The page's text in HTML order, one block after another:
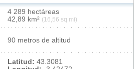
4 289 hectáreas
42,89 km² (16,56 sq mi)
90 metros de altitud
Latitud: 43.3081